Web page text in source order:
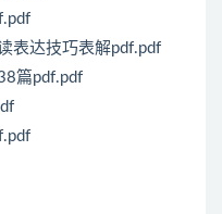
表达技巧表解pdf.pdf
篇pdf.pdf